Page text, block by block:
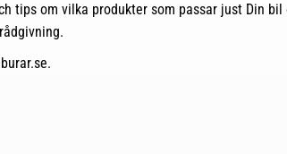
tips om vilka produkter som passar just Din